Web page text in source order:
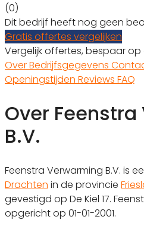
(0)
Dit bedrijf heeft nog geen
Gratis offertes vergelijken
Vergelijk offertes, bespaar op
OverBedrijfsgegevens
Openingstijden Reviews FAQ
Over
B.V.
Feenstra Verwarming B.V. is
Drachten in de provincie
gevestigd op De Kiel 17.
opgericht op 01-01-2001.